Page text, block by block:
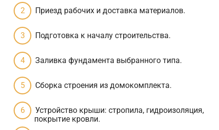
Приезд рабочих и доставка материалов.
Подготовка к началу строительства.
Заливка фундамента выбранного типа.
Сборка строения из домокомплекта.
Устройство крыши: стропила, гидроизоляция,
покрытие кровли.